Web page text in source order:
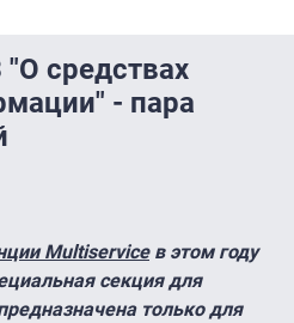
средствах
- пара
Multiserviceв этом году
секция для
только для